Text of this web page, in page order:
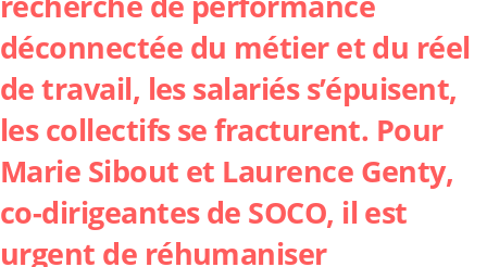
déconnectée du métier et du réel
de travail, les salariés s’épuisent,
les collectifs se fracturent. Pour
Marie Sibout et Laurence Genty,
co-dirigeantes de SOCO, il est
urgent de réhumaniser